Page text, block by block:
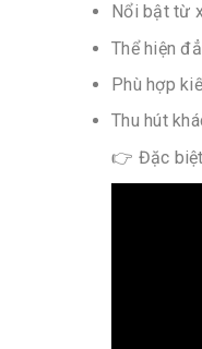
Nổi bật từ
Thể hiện
Phù hợp
Thu hút
👉 Đặc biệt